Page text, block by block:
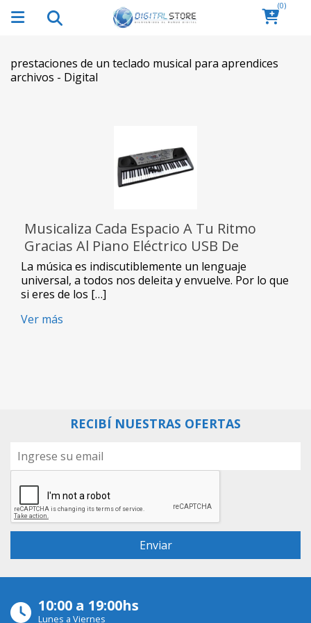
(0)
prestaciones de un teclado musical para aprendices
archivos - Digital
Musicaliza Cada Espacio A Tu Ritmo
Gracias Al Piano Eléctrico USB De
NewVision
La música es indiscutiblemente un lenguaje
universal, a todos nos deleita y envuelve. Por lo que
si eres de los […]
Ver más
RECIBÍ NUESTRAS OFERTAS
10:00 a 19:00hs
Lunes a Viernes